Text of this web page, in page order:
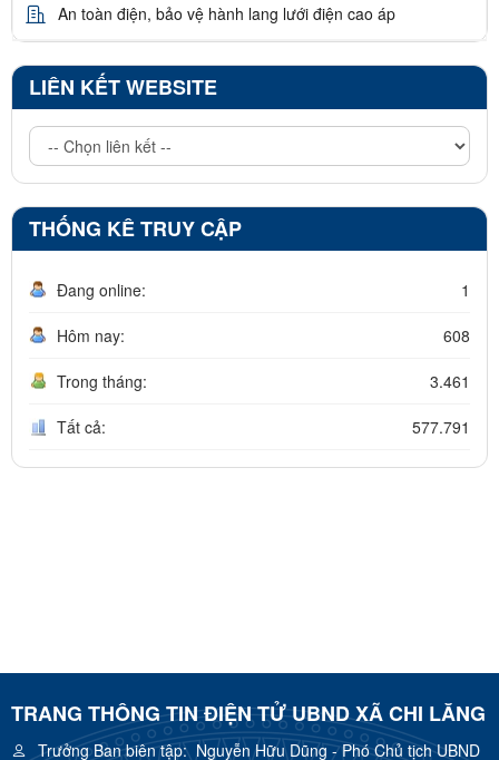
An toàn điện, bảo vệ hành lang lưới điện cao áp
LIÊN KẾT WEBSITE
THỐNG KÊ TRUY CẬP
Đang online: 1
Hôm nay: 608
Trong tháng: 3.461
Tất cả: 577.791
TRANG THÔNG TIN ĐIỆN TỬ UBND XÃ CHI LĂNG
Trưởng Ban biên tập:Nguyễn Hữu Dũng - Phó Chủ tịch UBND